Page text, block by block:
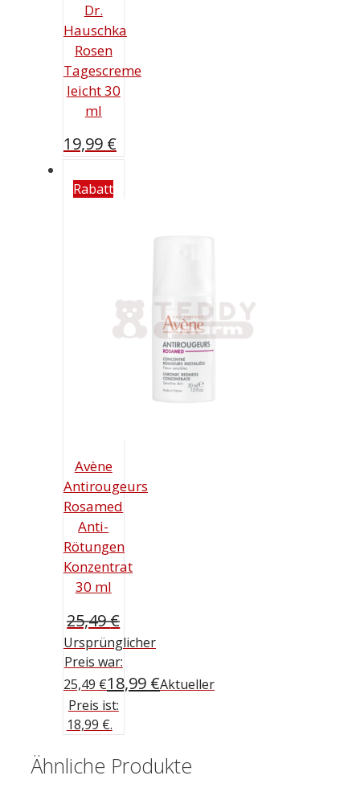
Dr.
Hauschka
Rosen
Tagescreme
leicht 30
ml
19,99 €
Rabatt
Avène
Antirougeurs
Rosamed
Anti-
Rötungen
Konzentrat
30 ml
25,49€
Ursprünglicher
Preis war:
25,49 €18,99 €Aktueller
Preis ist:
18,99 €.
Ähnliche Produkte